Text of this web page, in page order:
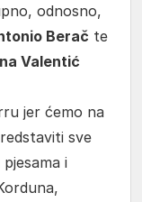
odnosno,
Berač te
Valentić
jer ćemo na
sve
i